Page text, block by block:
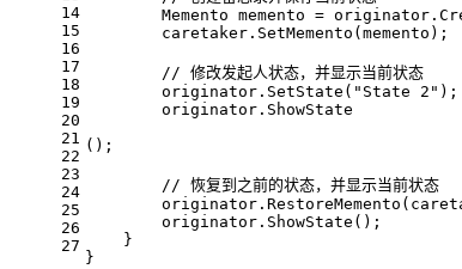
14
15
16
17
18
19
20
21
22
23
24
25
26
27
Memento memento =
        caretaker.SetMemento(memento);
// 修改发起人状态，并显示当前状态
        originator.SetState(
"State 2" );
        originator.ShowState
();
// 恢复到之前的状态，并显示当前状态
        originator.ShowState();
    }
}